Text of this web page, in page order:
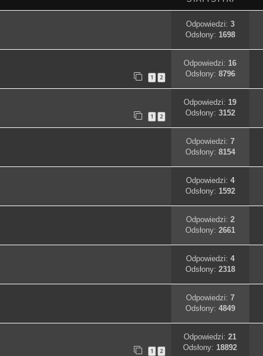
Odpowiedzi: 3
Odsłony: 1698
1 2
Odpowiedzi:16
Odsłony: 8796
1 2
Odpowiedzi:19
Odsłony: 3152
Odpowiedzi: 7
Odsłony: 8154
Odpowiedzi: 4
Odsłony: 1592
Odpowiedzi: 2
Odsłony: 2661
Odpowiedzi: 4
Odsłony: 2318
Odpowiedzi: 7
Odsłony: 4849
1 2
Odpowiedzi:21
Odsłony:18892